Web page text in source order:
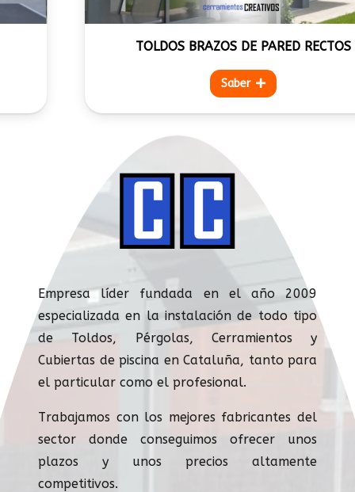
TOLDOS BRAZOS DE PARED RECTOS
Empresa líder fundada en el año 2009
especializada en la instalación de todo tipo
de Toldos, Pérgolas, Cerramientos y
Cubiertas de piscina en Cataluña, tanto para
el particular como el profesional.
Trabajamos con los mejores fabricantes del
sector donde conseguimos ofrecer unos
plazos y unos precios altamente
competitivos.